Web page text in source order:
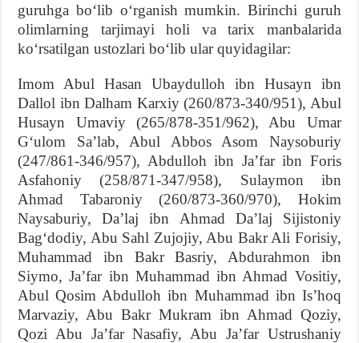
guruhga bo‘lib o‘rganish mumkin. Birinchi guruh
olimlarning tarjimayi holi va tarix manbalarida
ko‘rsatilgan ustozlari bo‘lib ular quyidagilar:
Imom Abul Hasan Ubaydulloh ibn Husayn ibn
Dallol ibn Dalham Karxiy (260/873-340/951), Abul
Husayn Umaviy (265/878-351/962), Abu Umar
Gʻulom Sa’lab, Abul Abbos Asom Naysoburiy
(247/861-346/957), Abdulloh ibn Ja’far ibn Foris
Asfahoniy (258/871-347/958), Sulaymon ibn
Ahmad Tabaroniy (260/873-360/970), Hokim
Naysaburiy, Da’laj ibn Ahmad Da’laj Sijistoniy
Bag‘dodiy, Abu Sahl Zujojiy, Abu Bakr Ali Forisiy,
Muhammad ibn Bakr Basriy, Abdurahmon ibn
Siymo, Ja’far ibn Muhammad ibn Ahmad Vositiy,
Abul Qosim Abdulloh ibn Muhammad ibn Is’hoq
Marvaziy, Abu Bakr Mukram ibn Ahmad Qoziy,
Qozi Abu Ja’far Nasafiy, Abu Ja’far Ustrushaniy